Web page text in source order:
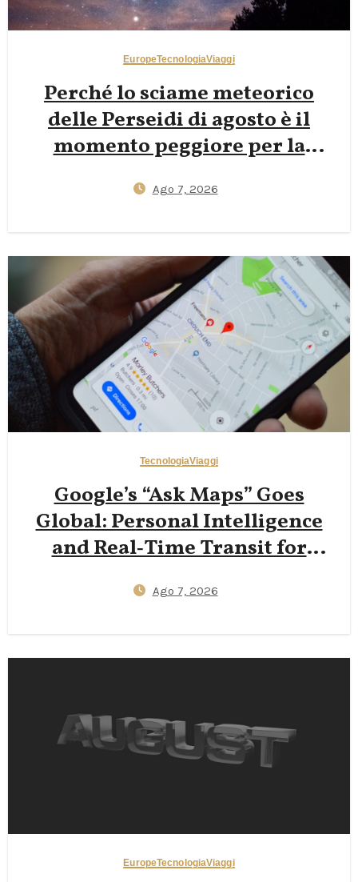
EuropeTecnologiaViaggi
Perché lo sciame meteorico
delle Perseidi di agosto è il
momento peggiore per la
Dolomiti — E perché le lune
regalano scatti della Via Lattea
più nitidi
Ago 7, 2026
TecnologiaViaggi
Google’s “Ask Maps” Goes
Global: Personal Intelligence
and Real‑Time Transit for
Ago 7, 2026
EuropeTecnologiaViaggi